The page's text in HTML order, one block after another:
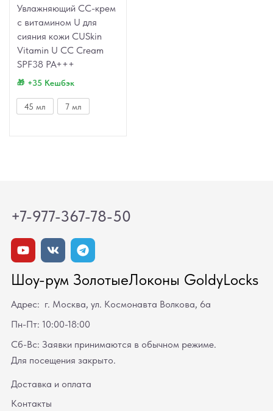
Увлажняющий CC-крем
с витамином U для
сияния кожи CUSkin
Vitamin U CC Cream
SPF38 PA+++
+35 Кешбэк
45 мл 7 мл
+7-977-367-78-50
Шоу-рум ЗолотыеЛоконы GoldyLocks
Адрес: г. Москва, ул. Космонавта Волкова, 6а
Пн-Пт: 10:00-18:00
Сб-Вс: Заявки принимаются в обычном режиме.
Для посещения закрыто.
Доставка и оплата
Контакты